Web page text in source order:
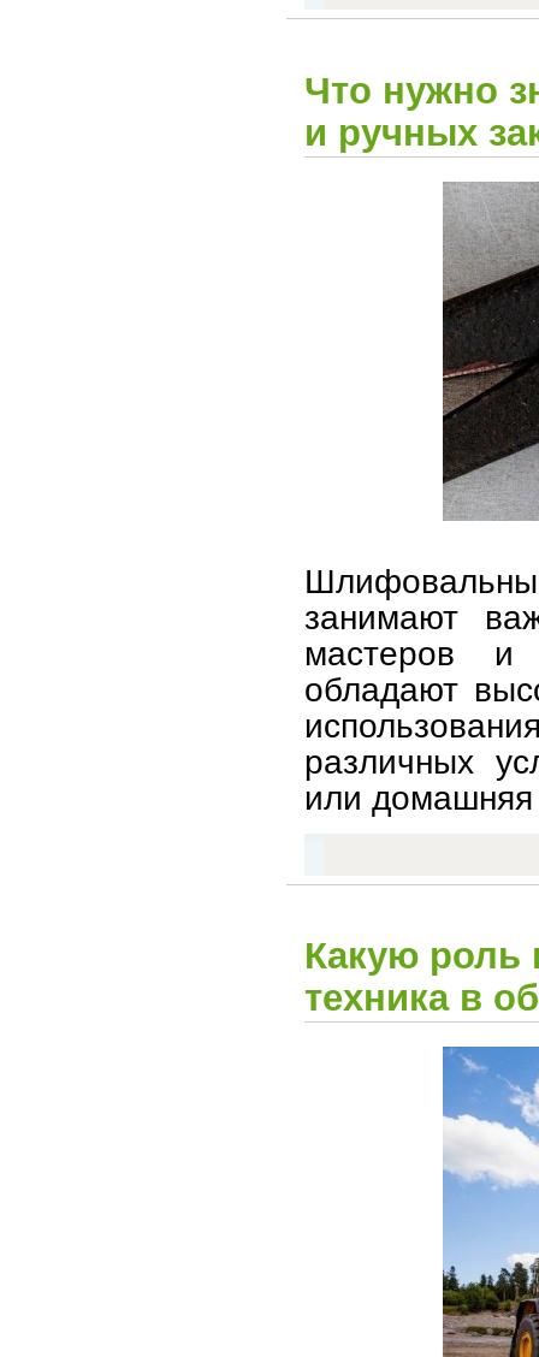
Что нужно
и ручных
занимают
мастеров и
обладают
различных
или домашняя
Какую роль
техника в